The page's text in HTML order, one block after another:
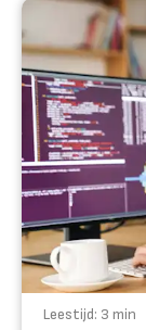
Leestijd: 3 min